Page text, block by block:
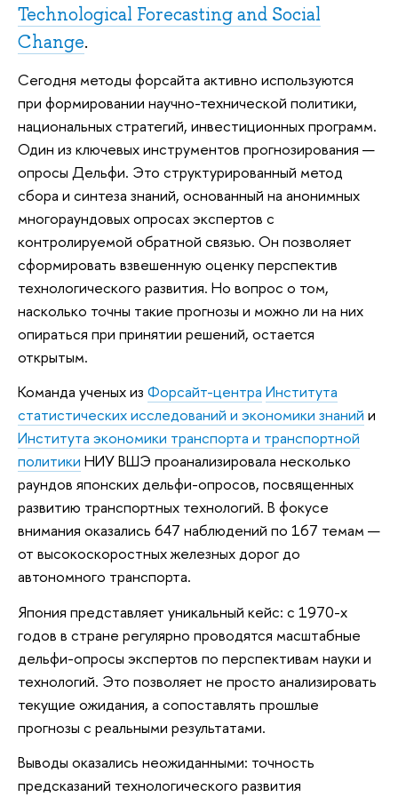
Technological Forecasting and Social
Change.
Сегодня методы форсайта активно используются
при формировании научно-технической политики,
национальных стратегий, инвестиционных программ.
Один из ключевых инструментов прогнозирования —
опросы Дельфи. Это структурированный метод
сбора и синтеза знаний, основанный на анонимных
многораундовых опросах экспертов с
контролируемой обратной связью. Он позволяет
сформировать взвешенную оценку перспектив
технологического развития. Но вопрос о том,
насколько точны такие прогнозы и можно ли на них
опираться при принятии решений, остается
открытым.
Команда ученых из Форсайт-центра Института
статистических исследований и экономики знаний и
Института экономики транспорта и транспортной
политики НИУ ВШЭ проанализировала несколько
раундов японских дельфи-опросов, посвященных
развитию транспортных технологий. В фокусе
внимания оказались 647 наблюдений по 167 темам —
от высокоскоростных железных дорог до
автономного транспорта.
Япония представляет уникальный кейс: с 1970-х
годов в стране регулярно проводятся масштабные
дельфи-опросы экспертов по перспективам науки и
технологий. Это позволяет не просто анализировать
текущие ожидания, а сопоставлять прошлые
прогнозы с реальными результатами.
Выводы оказались неожиданными: точность
предсказаний технологического развития